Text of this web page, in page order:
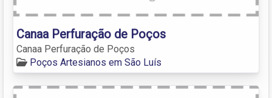
Canaa Perfuração de Poços
Canaa Perfuração de Poços
Poços Artesianos em São Luís